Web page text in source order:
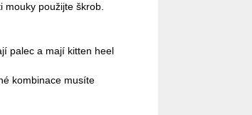
použijte škrob.
palec a mají kitten heel
kombinace musíte